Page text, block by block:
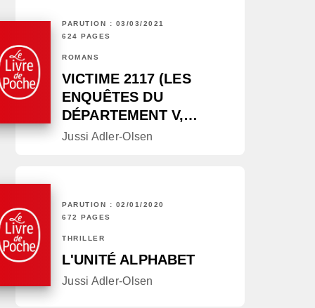
PARUTION : 03/03/2021
624 PAGES
ROMANS
VICTIME 2117 (LES
ENQUÊTES DU
DÉPARTEMENT V,…
Jussi Adler-Olsen
PARUTION : 02/01/2020
672 PAGES
THRILLER
L'UNITÉ ALPHABET
Jussi Adler-Olsen